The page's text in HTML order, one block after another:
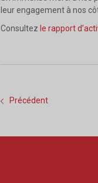
leur engagement à nos
Consultez le rapport
Précédent